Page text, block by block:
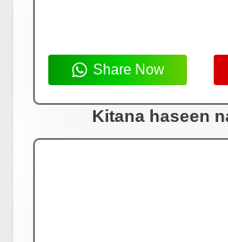
Share Now
Kitana haseen